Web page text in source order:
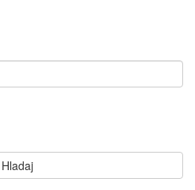
Hladaj